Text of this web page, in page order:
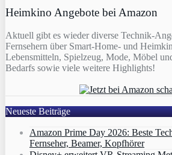
Heimkino Angebote bei Amazon
Aktuell gibt es wieder diverse Technik-
Fernsehern über Smart-Home- und
Lebensmitteln, Spielzeug, Mode, Möbel
Bedarfs sowie viele weitere Highlights!
Neueste Beiträge
Amazon Prime Day 2026: Beste
Fernseher, Beamer, Kopfhörer